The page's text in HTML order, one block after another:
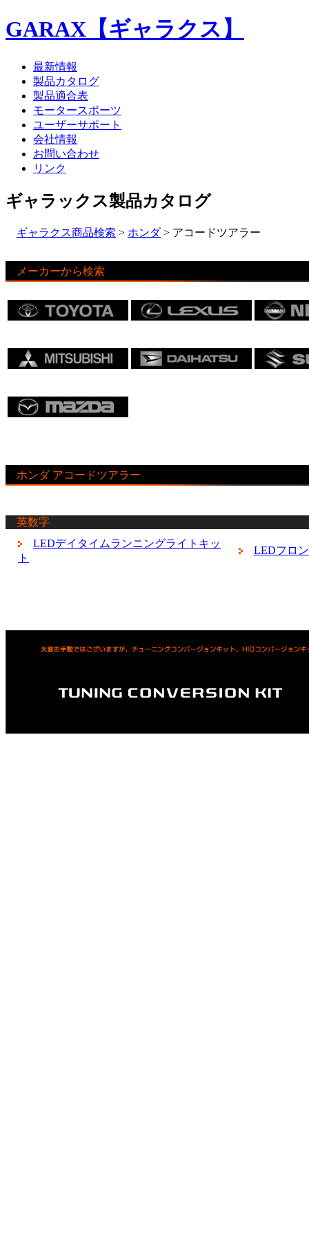
GARAX【ギャラクス】
最新情報
製品カタログ
製品適合表
モータースポーツ
ユーザーサポート
会社情報
お問い合わせ
リンク
ギャラックス製品カタログ
ギャラクス商品検索 > ホンダ> アコードツアラー
メーカーから検索
ホンダ アコードツアラー
英数字
LEDデイタイムランニングライトキッ
ト
LEDフロ